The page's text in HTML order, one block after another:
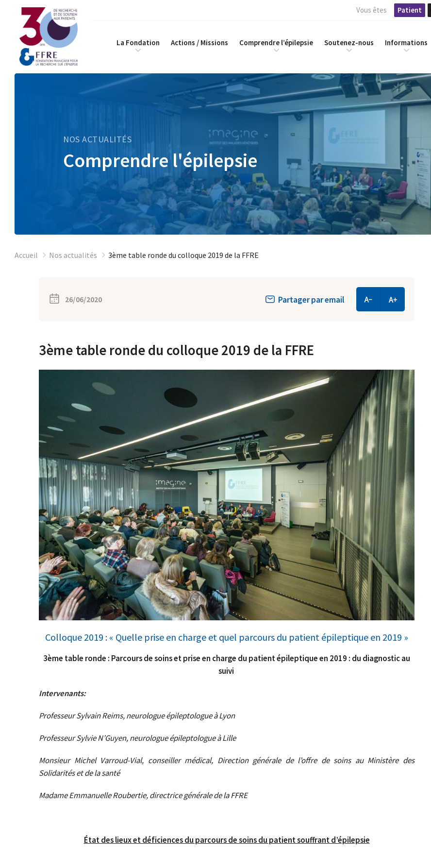
Vous êtes Patient
La Fondation Actions / Missions Comprendre l’épilepsie Soutenez-nous Informations
NOS ACTUALITÉS
Comprendre l'épilepsie
Accueil Nos actualités 3ème table ronde du colloque 2019 de la FFRE
26/06/2020 Partager par email
3ème table ronde du colloque 2019 de la FFRE
Colloque 2019 : « Quelle prise en charge et quel parcours du patient épileptique en 2019 »
3ème table ronde : Parcours de soins et prise en charge du patient épileptique en 2019 : du diagnostic au
suivi
Intervenants:
Professeur Sylvain Reims, neurologue épileptologue à Lyon
Professeur Sylvie N’Guyen, neurologue épileptologue à Lille
Monsieur Michel Varroud-Vial, conseiller médical, Direction générale de l’offre de soins au Ministère des
Solidarités et de la santé
Madame Emmanuelle Roubertie, directrice générale de la FFRE
État des lieux et déficiences du parcours de soins du patient souffrant d’épilepsie